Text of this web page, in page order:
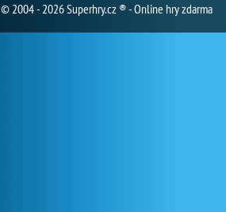
© 2004 - 2026 Superhry.cz ® - Online hry zdarma